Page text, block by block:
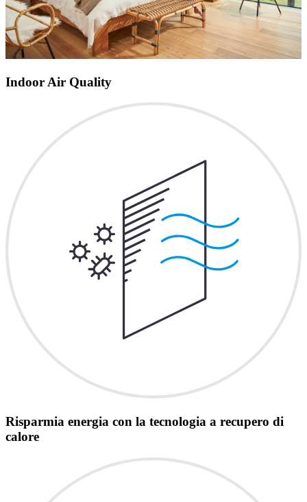
Indoor Air Quality
Risparmia energia con la tecnologia a recupero di
calore